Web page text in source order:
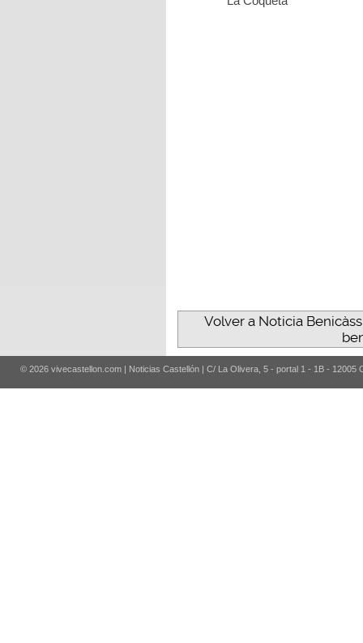
Volver a Noticia
© 2026 vivecastellon.com | Noticias Castellón | C/ La Olivera, 5 - portal 1 - 1B - 12005